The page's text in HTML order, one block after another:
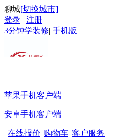
聊城[切换城市]
登录 | 注册
3分钟学装修| 手机版
苹果手机客户端
安卓手机客户端
| 在线报价| 购物车| 客户服务